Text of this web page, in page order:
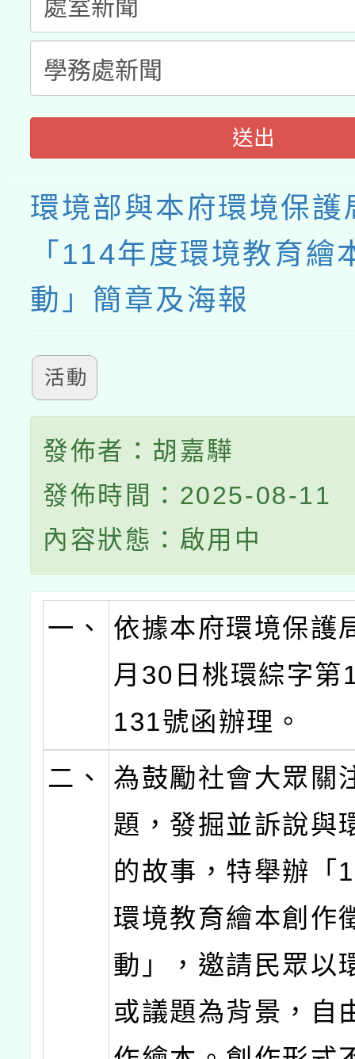
送出
環境部與本府環境保護
「114年度環境教育繪
動」簡章及海報
活動
發佈者：胡嘉驊
發佈時間：2025-08-11
內容狀態：啟用中
一、
依據本府環境保護
月30日桃環綜字第
131號函辦理。
二、
為鼓勵社會大眾關
題，發掘並訴說與
的故事，特舉辦「
環境教育繪本創作
動」，邀請民眾以
或議題為背景，自